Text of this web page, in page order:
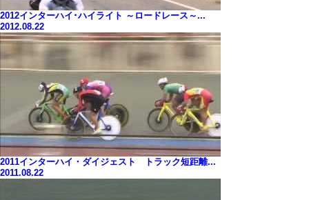
2012インターハイ･ハイライト ～ロードレース～...
2012.08.22
2011インターハイ・ダイジェスト トラック短距離...
2011.08.22